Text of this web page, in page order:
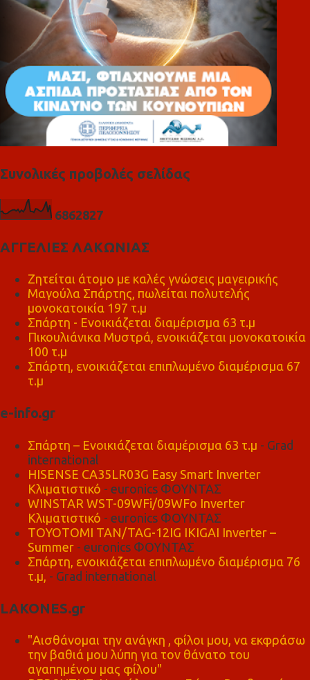
Συνολικές προβολές σελίδας
6862827
ΑΓΓΕΛΙΕΣ ΛΑΚΩΝΙΑΣ
Ζητείται άτομο με καλές γνώσεις μαγειρικής
Μαγούλα Σπάρτης, πωλείται πολυτελής
μονοκατοικία 197 τ.μ
Σπάρτη - Ενοικιάζεται διαμέρισμα 63 τ.μ
Πικουλιάνικα Μυστρά, ενοικιάζεται μονοκατοικία
100 τ.μ
Σπάρτη, ενοικιάζεται επιπλωμένο διαμέρισμα 67
τ.μ
e-info.gr
Σπάρτη – Ενοικιάζεται διαμέρισμα 63 τ.μ - Grad
international
HISENSE CA35LR03G Easy Smart Inverter
Κλιματιστικό - euronics ΦΟΥΝΤΑΣ
WINSTAR WST-09WFi/09WFo Inverter
Κλιματιστικό - euronics ΦΟΥΝΤΑΣ
TOYOTOMI TAN/TAG-12IG IKIGAI Inverter –
Summer - euronics ΦΟΥΝΤΑΣ
Σπάρτη, ενοικιάζεται επιπλωμένο διαμέρισμα 76
τ.μ, - Grad international
LAKONES.gr
"Αισθάνομαι την ανάγκη , φίλοι μου, να εκφράσω
την βαθιά μου λύπη για τον θάνατο του
αγαπημένου μας φίλου"